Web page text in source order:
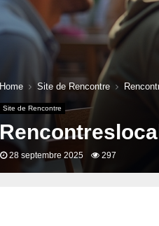
Home Site de Rencontre
Site de Rencontre
28 septembre 2025 297